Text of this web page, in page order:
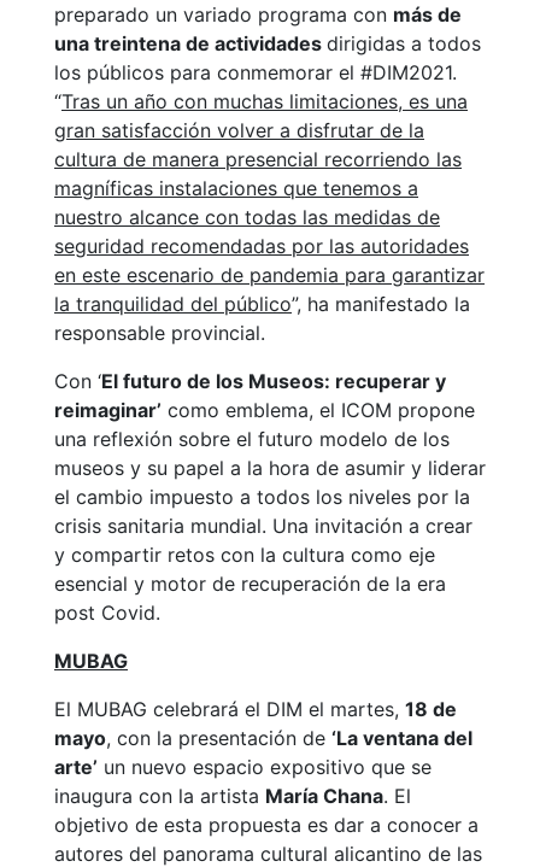
preparado un variado programa con más de
una treintena de actividades dirigidas a todos
los públicos para conmemorar el #DIM2021.
“Tras un año con muchas limitaciones, es una
gran satisfacción volver a disfrutar de la
cultura de manera presencial recorriendo las
magníficas instalaciones que tenemos a
nuestro alcance con todas las medidas de
seguridad recomendadas por las autoridades
en este escenario de pandemia para garantizar
la tranquilidad del público”, ha manifestado la
responsable provincial.
Con ‘El futuro de los Museos: recuperar y
reimaginar’ como emblema, el ICOM propone
una reflexión sobre el futuro modelo de los
museos y su papel a la hora de asumir y liderar
el cambio impuesto a todos los niveles por la
crisis sanitaria mundial. Una invitación a crear
y compartir retos con la cultura como eje
esencial y motor de recuperación de la era
post Covid.
MUBAG
El MUBAG celebrará el DIM el martes, 18 de
mayo, con la presentación de ‘La ventana del
arte’ un nuevo espacio expositivo que se
inaugura con la artista María Chana. El
objetivo de esta propuesta es dar a conocer a
autores del panorama cultural alicantino de las